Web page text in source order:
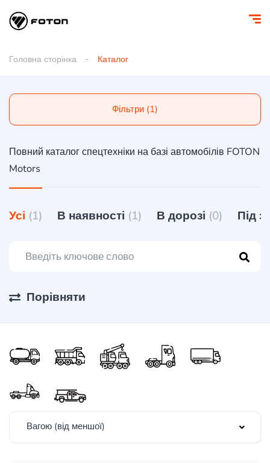
Головна сторінка Каталог
Фільтри (1)
Повний каталог спецтехніки на базі автомобілів FOTON
Motors
Усі (1) В наявності (1) В дорозі (0) Під
Порівняти
Вагою (від меншої)